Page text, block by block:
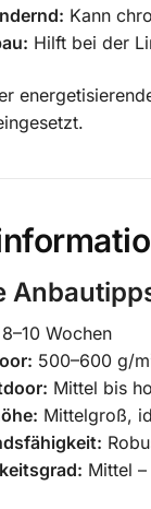
Kann
Hilft bei der
8–10 Wochen​
500–600 g/
Mittel bis
Mittelgroß,
Mittel